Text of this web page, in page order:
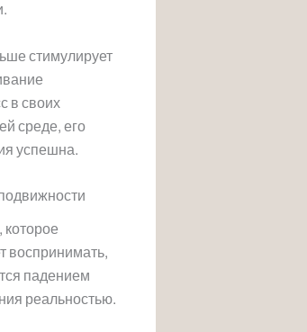
стимулирует
в своих
среде, его
успешна.
воспринимать,
падением
реальностью.